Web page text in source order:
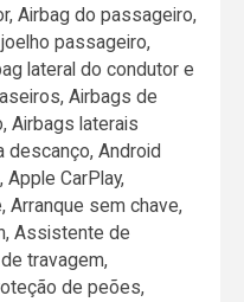
Airbag do passageiro,
passageiro,
lateral do condutor e
Airbags de
Airbags laterais
descanço, Android
CarPlay,
Arranque sem chave,
Assistente de
travagem,
de peões,